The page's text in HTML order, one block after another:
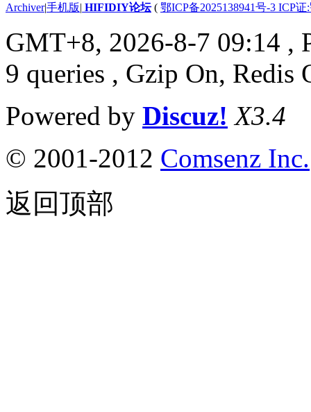
Archiver|手机版| HIFIDIY论坛( 鄂ICP备2025138941号-3 ICP
GMT+8, 2026-8-7 09:14 ,
9 queries , Gzip On, Redis
Powered by Discuz! X3.4
© 2001-2012 Comsenz Inc.
返回顶部